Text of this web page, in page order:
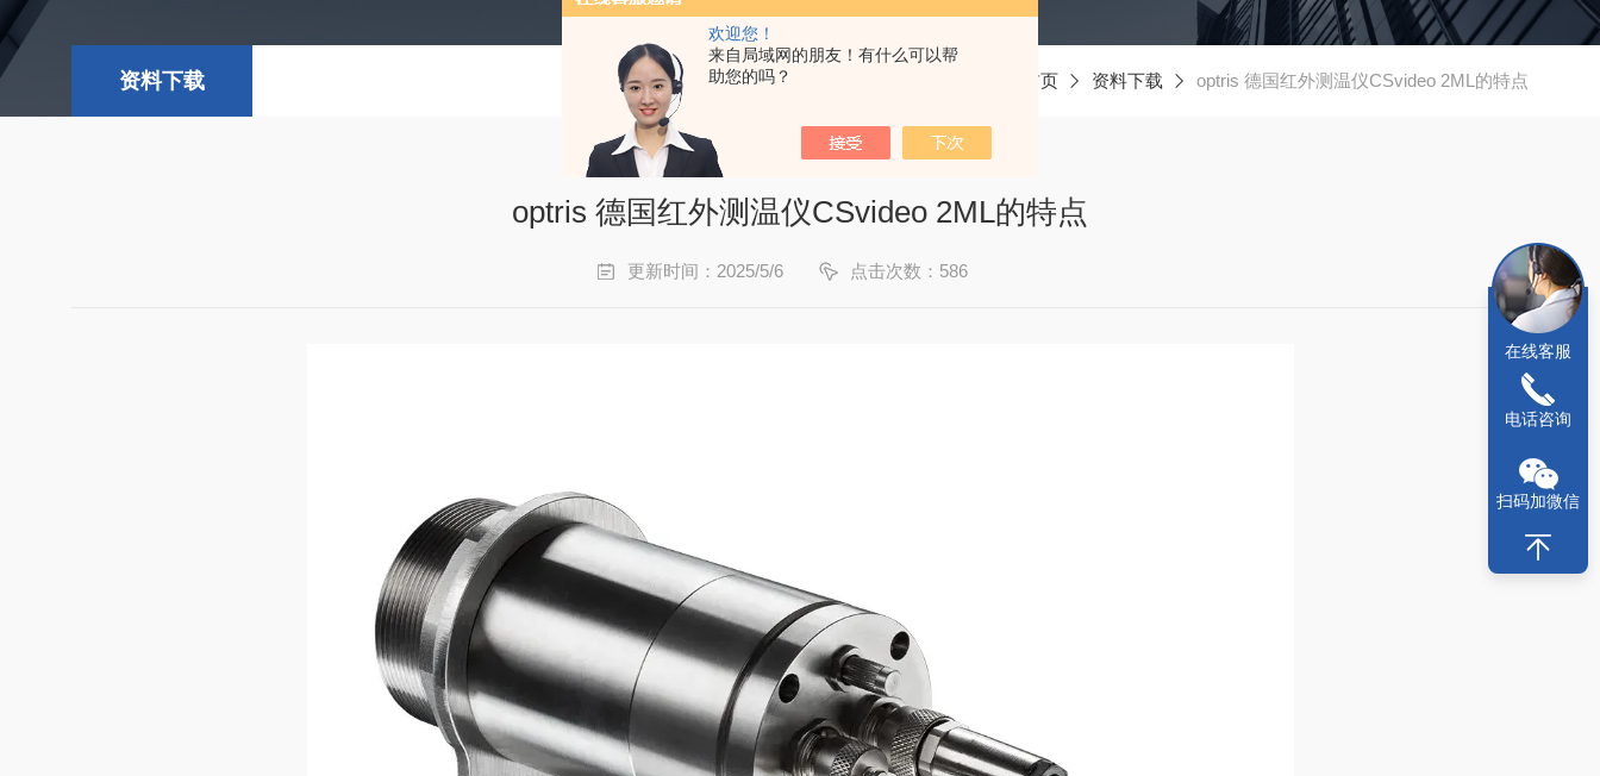
欢迎您！
来自局域网的朋友！有什么可以帮
助您的吗？
资料下载 首页 资料下载 optris 德国红外测温仪CSvideo 2ML的特点
optris 德国红外测温仪CSvideo 2ML的特点
更新时间：2025/5/6 点击次数：586
在线客服
电话咨询
扫码加微信